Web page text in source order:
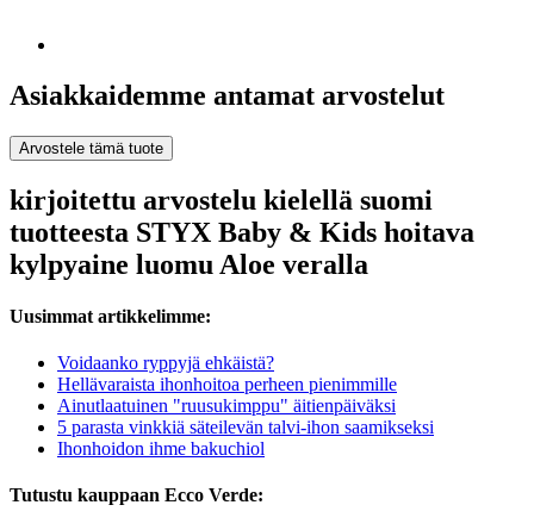
Asiakkaidemme antamat arvostelut
Arvostele tämä tuote
kirjoitettu arvostelu kielellä suomi
tuotteesta STYX Baby & Kids hoitava
kylpyaine luomu Aloe veralla
Uusimmat artikkelimme:
Voidaanko ryppyjä ehkäistä?
Hellävaraista ihonhoitoa perheen pienimmille
Ainutlaatuinen "ruusukimppu" äitienpäiväksi
5 parasta vinkkiä säteilevän talvi-ihon saamikseksi
Ihonhoidon ihme bakuchiol
Tutustu kauppaan Ecco Verde: